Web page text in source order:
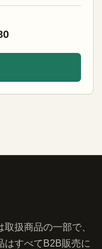
扱商品の一部で、
はすべてB2B販売に